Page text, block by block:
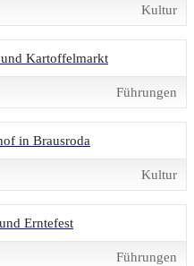
Kultur
Kartoffelmarkt
Führungen
in Brausroda
Kultur
Erntefest
Führungen